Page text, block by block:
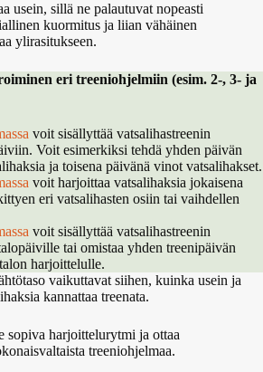
usein, sillä ne palautuvat nopeasti
kuormitus ja liian vähäinen
ylirasitukseen.
eri treeniohjelmiin (esim. 2-, 3- ja
voit sisällyttää vatsalihastreenin
Voit esimerkiksi tehdä yhden päivän
ja toisena päivänä vinot vatsalihakset.
voit harjoittaa vatsalihaksia jokaisena
eri vatsalihasten osiin tai vaihdellen
voit sisällyttää vatsalihastreenin
tai omistaa yhden treenipäivän
harjoittelulle.
vaikuttavat siihen, kuinka usein ja
kannattaa treenata.
sopiva harjoittelurytmi ja ottaa
treeniohjelmaa.